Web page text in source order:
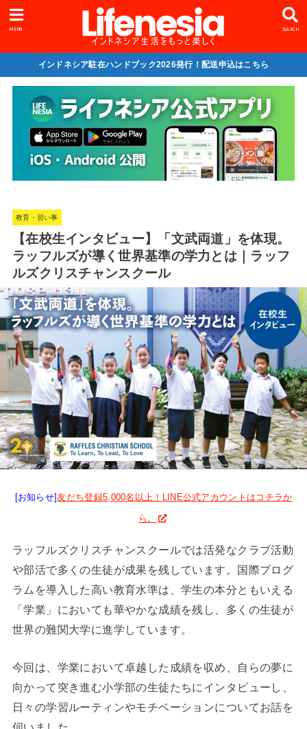
SEARCH
MENU
インドネシア駐在ハンドブック2026発行！配送申込はこちら
教育・習い事
【在校生インタビュー】「文武両道」を体現。
ラッフルズが導く世界基準の学力とは｜ラッフ
ルズクリスチャンスクール
[お知らせ]友だち登録5,000名以上！LINE公式アカウントはコチラか
ら。
ラッフルズクリスチャンスクールでは活発なクラブ活動
や部活で多くの生徒が成果を残しています。国際プログ
ラムを導入した高い教育水準は、学生の本分ともいえる
「学業」においても華やかな成績を残し、多くの生徒が
世界の難関大学に進学しています。
今回は、学業において卓越した成績を収め、自らの夢に
向かって突き進む小学部の生徒たちにインタビューし、
日々の学習ルーティンやモチベーションについてお話を